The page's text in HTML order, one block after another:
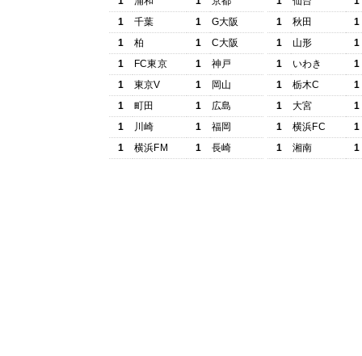
1
千葉 1
G大阪
1
柏 1
C大阪
1
FC東京 1
神戸
1
東京V 1
岡山
1
町田 1
広島
1
川崎 1
福岡
1
横浜FM 1 長崎
1
秋田
1
1
山形
1
1
いわき
1
1
栃木C
1
1
大宮
1
1
横浜FC
1
1
湘南 1